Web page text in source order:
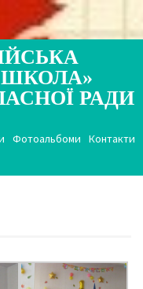
РАДИ
Фотоальбоми Контакти